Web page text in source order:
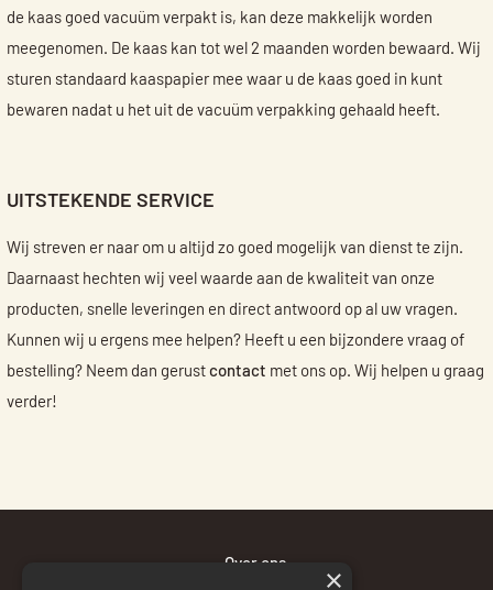
de kaas goed vacuüm verpakt is, kan deze makkelijk worden
meegenomen. De kaas kan tot wel 2 maanden worden bewaard. Wij
sturen standaard kaaspapier mee waar u de kaas goed in kunt
bewaren nadat u het uit de vacuüm verpakking gehaald heeft.
UITSTEKENDE SERVICE
Wij streven er naar om u altijd zo goed mogelijk van dienst te zijn.
Daarnaast hechten wij veel waarde aan de kwaliteit van onze
producten, snelle leveringen en direct antwoord op al uw vragen.
Kunnen wij u ergens mee helpen? Heeft u een bijzondere vraag of
bestelling? Neem dan gerust contact met ons op. Wij helpen u graag
verder!
Over ons
×